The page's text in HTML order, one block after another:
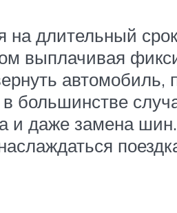
на длительный
выплачивая
большинстве
и даже замена